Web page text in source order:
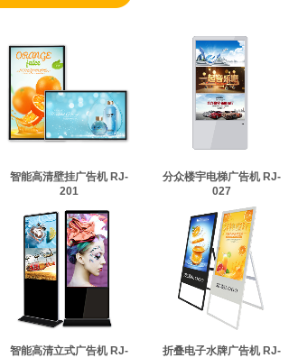
智能高清壁挂广告机 RJ-
201
分众楼宇电梯广告机 RJ-
027
智能高清立式广告机 RJ- 折叠电子水牌广告机 RJ-